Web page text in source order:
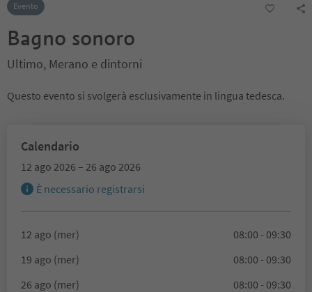
Evento
Bagno sonoro
Ultimo, Merano e dintorni
Questo evento si svolgerà esclusivamente in lingua tedesca.
Calendario
12 ago 2026 – 26 ago 2026
È necessario registrarsi
12 ago (mer)
08:00 - 09:30
19 ago (mer)
08:00 - 09:30
26 ago (mer)
08:00 - 09:30